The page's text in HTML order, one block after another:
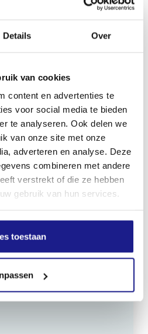
Details Over
van cookies
content en advertenties te
voor social media te bieden
te analyseren. Ook delen we
van onze site met onze
adverteren en analyse. Deze
combineren met andere
verstrekt of die ze hebben
gebruik van hun services.
toestaan